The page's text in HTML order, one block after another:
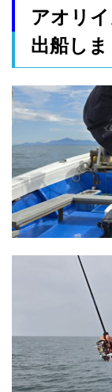
アオリ
出船し